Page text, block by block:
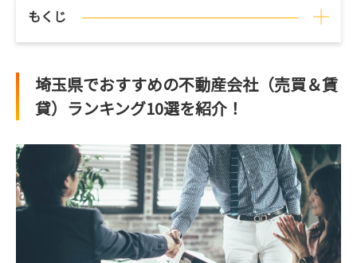
もくじ ]
埼玉県でおすすめの不動産会社（売買＆賃
貸）ランキング10選を紹介！